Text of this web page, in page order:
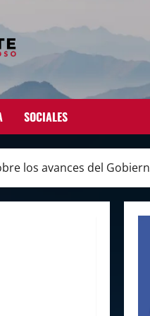
SOCIALES
los avances del